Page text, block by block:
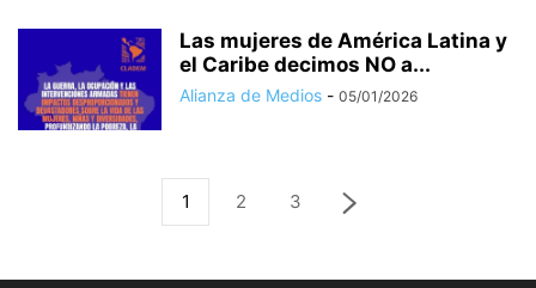
Las mujeres de América Latina y
el Caribe decimos NO a...
Alianza de Medios - 05/01/2026
1 2 3